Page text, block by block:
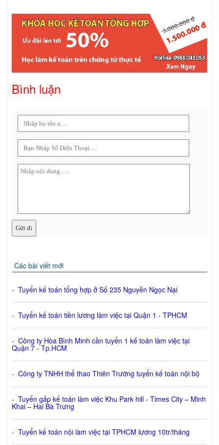
Bình luận
Các bài viết mới
- Tuyển kế toán tổng hợp ở Số 235 Nguyễn Ngọc Nại
- Tuyển kế toán tiền lương làm việc tại Quận 1 - TPHCM
- Công ty Hòa Bình Minh cần tuyển 1 kế toán làm việc tại
Quận 7 - Tp.HCM
- Công ty TNHH thể thao Thiên Trường tuyển kế toán nội bộ
- Tuyển gấp kế toán làm việc Khu Park hill - Times City – Minh
Khai – Hai Bà Trưng
- Tuyển kế toán nội làm việc tại TPHCM lương 10tr/tháng